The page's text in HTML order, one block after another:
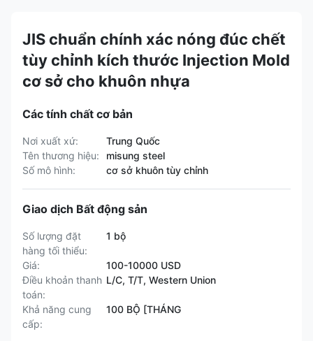
JIS chuẩn chính xác nóng đúc chết
tùy chỉnh kích thước Injection Mold
cơ sở cho khuôn nhựa
Các tính chất cơ bản
Nơi xuất xứ:
Trung Quốc
Tên thương hiệu:
misung steel
Số mô hình:
cơ sở khuôn tùy chỉnh
Giao dịch Bất động sản
Số lượng đặt
hàng tối thiểu:
1 bộ
Giá:
100-10000 USD
Điều khoản thanh
toán:
L/C, T/T, Western Union
Khả năng cung
cấp:
100 BỘ [THÁNG